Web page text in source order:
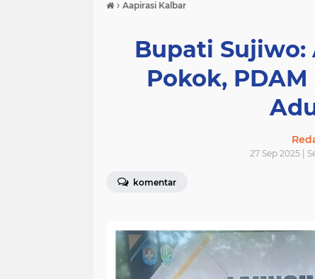
hukum & kriminal
› Aapirasi Kalbar
Bupati Sujiwo:
Pokok,
27 Sep 2025 |
komentar